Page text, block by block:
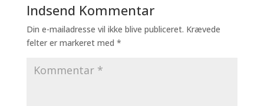
Indsend Kommentar
Din e-mailadresse vil ikke blive publiceret. Krævede
felter er markeret med *